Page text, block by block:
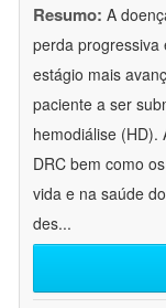
Resumo: A
perda progressiva
estágio mais
paciente a ser
hemodiálise (HD).
DRC bem como
vida e na saúde
des...